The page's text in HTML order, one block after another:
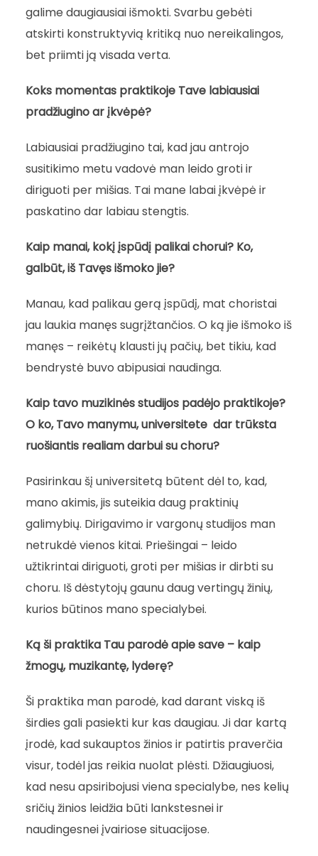
galime daugiausiai išmokti. Svarbu gebėti
atskirti konstruktyvią kritiką nuo nereikalingos,
bet priimti ją visada verta.
Koks momentas praktikoje Tave labiausiai
pradžiugino ar įkvėpė?
Labiausiai pradžiugino tai, kad jau antrojo
susitikimo metu vadovė man leido groti ir
diriguoti per mišias. Tai mane labai įkvėpė ir
paskatino dar labiau stengtis.
Kaip manai, kokį įspūdį palikai chorui? Ko,
galbūt, iš Tavęs išmoko jie?
Manau, kad palikau gerą įspūdį, mat choristai
jau laukia manęs sugrįžtančios. O ką jie išmoko iš
manęs – reikėtų klausti jų pačių, bet tikiu, kad
bendrystė buvo abipusiai naudinga.
Kaip tavo muzikinės studijos padėjo praktikoje?
O ko, Tavo manymu, universitete dar trūksta
ruošiantis realiam darbui su choru?
Pasirinkau šį universitetą būtent dėl to, kad,
mano akimis, jis suteikia daug praktinių
galimybių. Dirigavimo ir vargonų studijos man
netrukdė vienos kitai. Priešingai – leido
užtikrintai diriguoti, groti per mišias ir dirbti su
choru. Iš dėstytojų gaunu daug vertingų žinių,
kurios būtinos mano specialybei.
Ką ši praktika Tau parodė apie save – kaip
žmogų, muzikantę, lyderę?
Ši praktika man parodė, kad darant viską iš
širdies gali pasiekti kur kas daugiau. Ji dar kartą
įrodė, kad sukauptos žinios ir patirtis praverčia
visur, todėl jas reikia nuolat plėsti. Džiaugiuosi,
kad nesu apsiribojusi viena specialybe, nes kelių
sričių žinios leidžia būti lankstesnei ir
naudingesnei įvairiose situacijose.